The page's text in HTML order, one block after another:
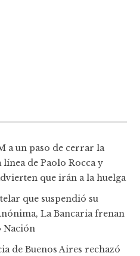
a un paso de cerrar la
de Paolo Rocca y
que irán a la huelga
que suspendió su
La Bancaria frenan
Nación
de Buenos Aires rechazó